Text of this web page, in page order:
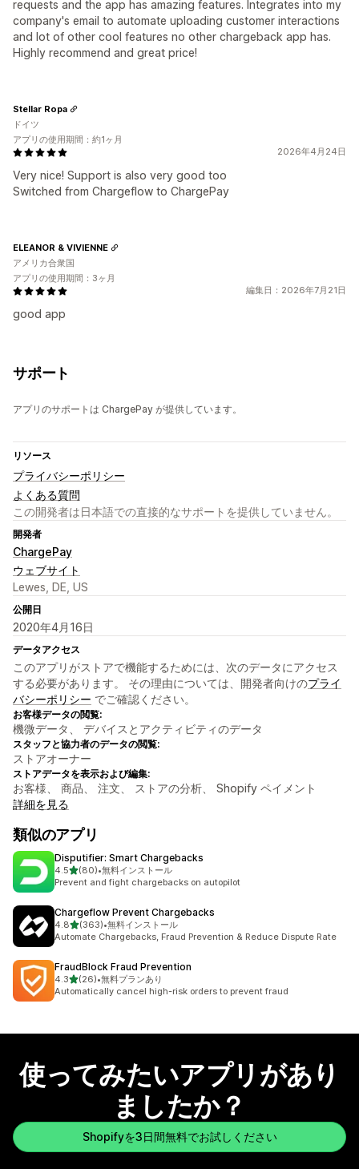
requests and the app has amazing features. Integrates into my
company's email to automate uploading customer interactions
and lot of other cool features no other chargeback app has.
Highly recommend and great price!
2026年4月24日
Very nice! Support is also very good too
Switched from Chargeflow to ChargePay
Stellar Ropa
ドイツ
アプリの使用期間：約1ヶ月
編集日：2026年7月21日
good app
ELEANOR & VIVIENNE
アメリカ合衆国
アプリの使用期間：3ヶ月
サポート
アプリのサポートは ChargePay が提供しています。
リソース
プライバシーポリシー
よくある質問
この開発者は日本語での直接的なサポートを提供していません。
開発者
ChargePay
ウェブサイト
Lewes, DE, US
公開日
2020年4月16日
データアクセス
このアプリがストアで機能するためには、次のデータにアクセス
する必要があります。 その理由については、開発者向けのプライ
バシーポリシー でご確認ください。
お客様データの閲覧:
機微データ、 デバイスとアクティビティのデータ
スタッフと協力者のデータの閲覧:
ストアオーナー
ストアデータを表示および編集:
お客様、 商品、 注文、 ストアの分析、 Shopify ペイメント
詳細を見る
類似のアプリ
Disputifier: Smart Chargebacks
4.55つ星中
(80)
合計レビュー数：80件
•無料インストール
Prevent and fight chargebacks on autopilot
Chargeflow Prevent Chargebacks
4.85つ星中
(363)
合計レビュー数：363件
•無料インストール
Automate Chargebacks, Fraud Prevention & Reduce Dispute Rate
FraudBlock Fraud Prevention
4.35つ星中
(26)
合計レビュー数：26件
•無料プランあり
Automatically cancel high-risk orders to prevent fraud
使ってみたいアプリがあり
ましたか？
Shopifyを3日間無料でお試しください